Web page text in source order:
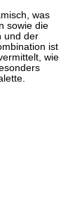
was
sowie die
und der
ist
wie